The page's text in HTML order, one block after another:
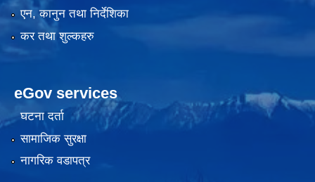
एन, कानुन तथा निर्देशिका
कर तथा शुल्कहरु
eGov services
घटना दर्ता
सामाजिक सुरक्षा
नागरिक वडापत्र